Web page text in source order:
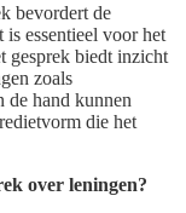
bevordert de
is essentieel voor het
gesprek biedt inzicht
zoals
de hand kunnen
die het
over leningen?